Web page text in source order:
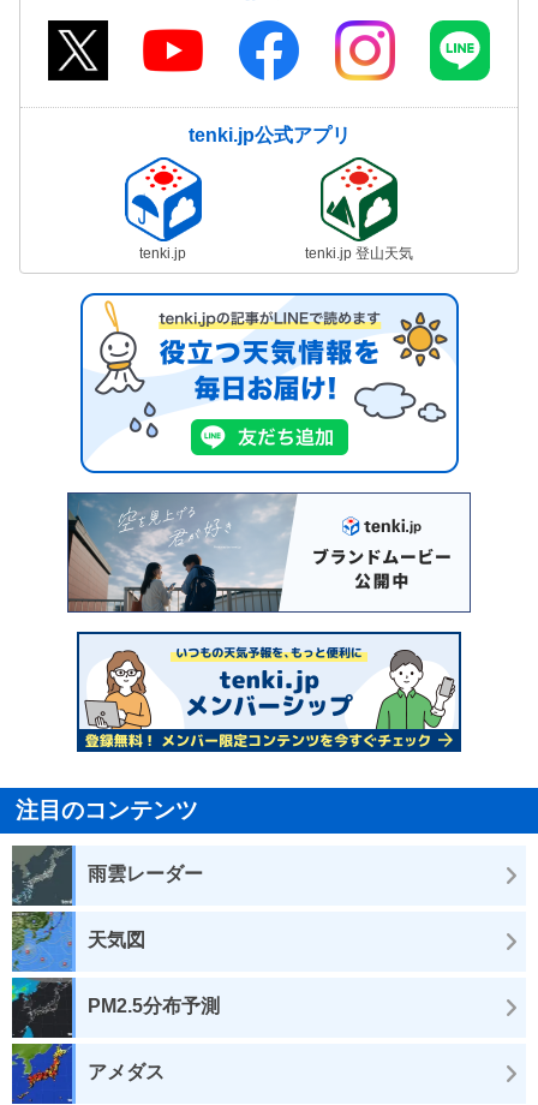
tenki.jp公式アプリ
tenki.jp tenki.jp 登山天気
注目のコンテンツ
雨雲レーダー
天気図
PM2.5分布予測
アメダス